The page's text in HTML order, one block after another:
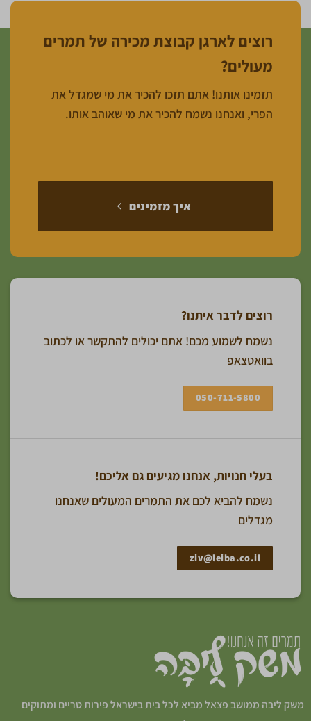
רוצים לארגן קבוצת מכירה של תמרים
מעולים?
תזמינו אותנו! אתם תזכו להכיר את מי שמגדל את
הפרי, ואנחנו נשמח להכיר את מי שאוהב אותו.
איך מזמינים
רוצים לדבר איתנו?
נשמח לשמוע מכם! אתם יכולים להתקשר או לכתוב
בוואטצאפ
050-711-5800
בעלי חנויות, אנחנו מגיעים גם אליכם!
נשמח להביא לכם את התמרים המעולים שאנחנו
מגדלים
ziv@leiba.co.il
משק ליבה ממושב פצאל מביא לכל בית בישראל פירות טריים ומתוקים